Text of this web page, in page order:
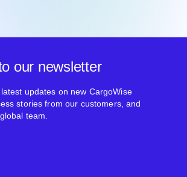
our newsletter
updates on new CargoWise
stories from our customers, and
team.